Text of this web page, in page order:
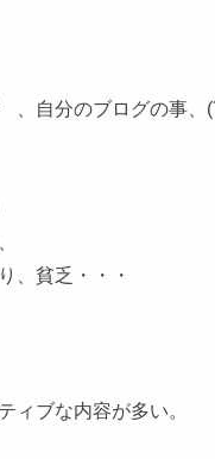
、自分のブログの事、
、貧乏・・・
ィブな内容が多い。